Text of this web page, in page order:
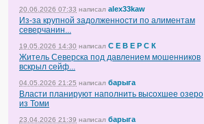
20.06.2026 07:33 написал alex33kaw
Из-за крупной задолженности по алиментам
северчанин...
19.05.2026 14:30 написал С Е В Е Р С К
Житель Северска под давлением мошенников
вскрыл сейф...
04.05.2026 21:25 написал барыга
Власти планируют наполнить высохшее озеро
из Томи
23.04.2026 21:39 написал барыга